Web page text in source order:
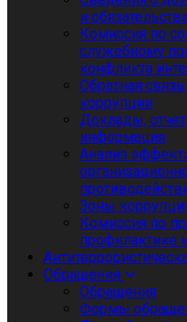
и
Комиссия по
служебному
конфликта
Обратная
коррупции
Доклады,
информация
Анализ
Зоны
Комиссия по
профилактике
Обращения
Обращения
Формы